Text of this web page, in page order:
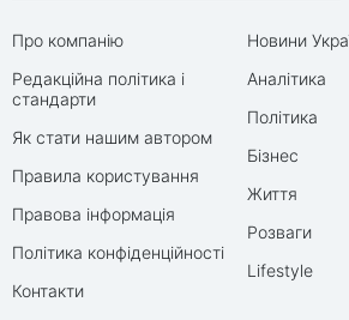
Про компанію
Редакційна політика і
стандарти
Як стати нашим автором
Правила користування
Правова інформація
Політика конфіденційності
Контакти
Новини
Аналітика
Політика
Бізнес
Життя
Розваги
Lifestyle